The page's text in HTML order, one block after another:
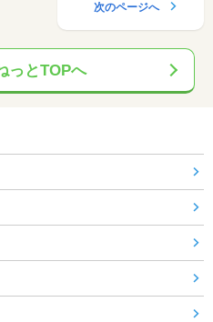
次のページへ
っとTOPへ